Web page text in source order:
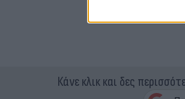
Κάνε κλικ και δες